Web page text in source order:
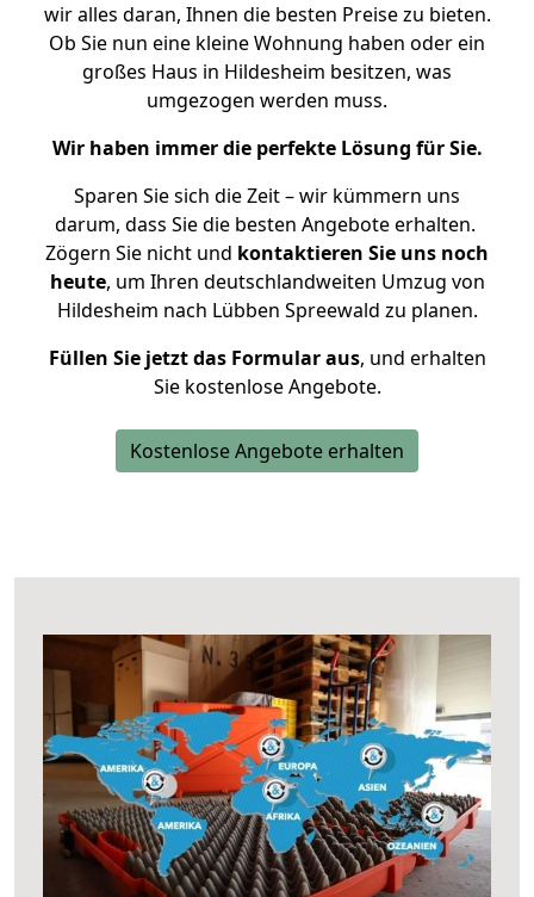
wir alles daran, Ihnen die besten Preise zu bieten.
Ob Sie nun eine kleine Wohnung haben oder ein
großes Haus in Hildesheim besitzen, was
umgezogen werden muss.
Wir haben immer die perfekte Lösung für Sie.
Sparen Sie sich die Zeit – wir kümmern uns
darum, dass Sie die besten Angebote erhalten.
Zögern Sie nicht und kontaktieren Sie uns noch
heute, um Ihren deutschlandweiten Umzug von
Hildesheim nach Lübben Spreewald zu planen.
Füllen Sie jetzt das Formular aus, und erhalten
Sie kostenlose Angebote.
Kostenlose Angebote erhalten